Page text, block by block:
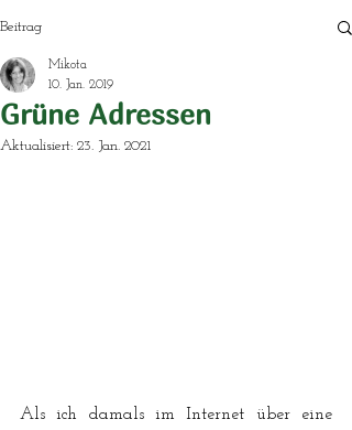
Beitrag
Grüne Adressen
Mikota
10. Jan. 2019
Aktualisiert: 23. Jan. 2021
Als ich damals im Internet über eine